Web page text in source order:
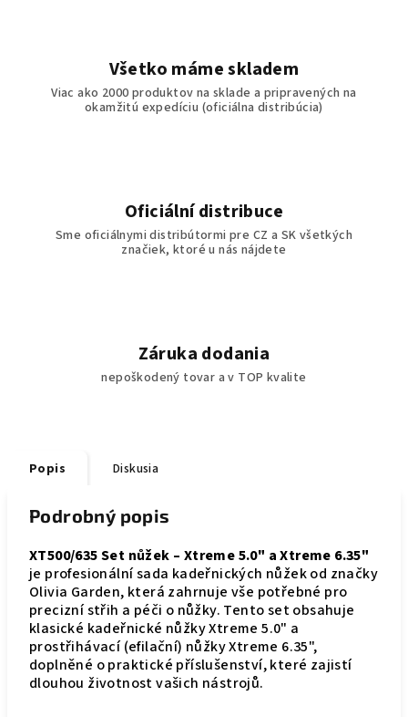
Všetko máme skladem
Viac ako 2000 produktov na sklade a pripravených na
okamžitú expedíciu (oficiálna distribúcia)
Oficiální distribuce
Sme oficiálnymi distribútormi pre CZ a SK všetkých
značiek, ktoré u nás nájdete
Záruka dodania
nepoškodený tovar a v TOP kvalite
Popis Diskusia
Podrobný popis
XT500/635 Set nůžek – Xtreme 5.0" a Xtreme 6.35"
je profesionální sada kadeřnických nůžek od značky
Olivia Garden, která zahrnuje vše potřebné pro
precizní střih a péči o nůžky. Tento set obsahuje
klasické kadeřnické nůžky Xtreme 5.0" a
prostřihávací (efilační) nůžky Xtreme 6.35",
doplněné o praktické příslušenství, které zajistí
dlouhou životnost vašich nástrojů.